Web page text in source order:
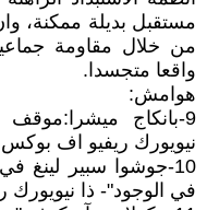
مستقبل بديلة ممكنة،
من خلال مقاومة
واقعا متجسدا.
هوامش:
9-بانكاج
نيويورك ريفيو اف بوكس، 9مايو / أيار
10-جوشوا سبير لينغ
في الوجود"- ذا نيويورك ريفيو